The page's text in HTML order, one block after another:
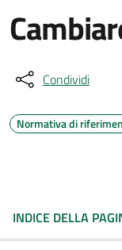
Condividi
Normativa di
INDICE DELLA